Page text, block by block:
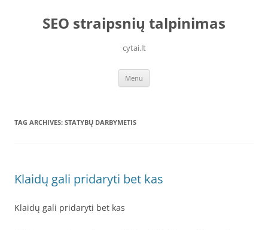
contentSEO straipsnių talpinimas
cytai.lt
Menu
TAG ARCHIVES: STATYBŲ DARBYMETIS
Klaidų gali pridaryti bet kas
Klaidų gali pridaryti bet kas